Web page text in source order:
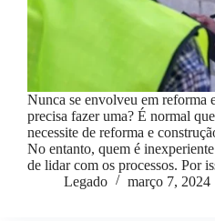
Nunca se envolveu em reforma
precisa fazer uma? É normal
necessite de reforma e
No entanto, quem é
de lidar com os processos. Por
Legado
março 7, 2024